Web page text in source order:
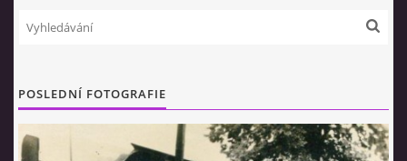
POSLEDNÍ FOTOGRAFIE